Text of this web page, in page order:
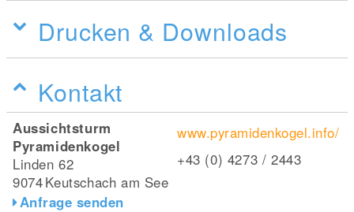
Drucken & Downloads
Kontakt
Aussichtsturm
Pyramidenkogel
Linden 62
9074Keutschach am See
Anfrage senden
www.pyramidenkogel.info/
+43 (0) 4273 / 2443